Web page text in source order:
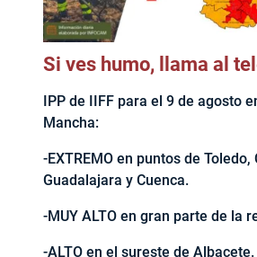
Si ves humo, llama al
IPP de IIFF para el 9 de agosto
Mancha:
-EXTREMO en puntos de Toledo,
Guadalajara y Cuenca.
-MUY ALTO en gran parte de la
-ALTO en el sureste de Albacete.